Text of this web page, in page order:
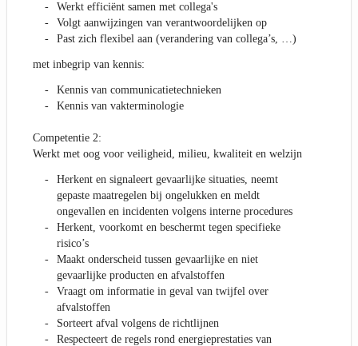
Werkt efficiënt samen met collega's
Volgt aanwijzingen van verantwoordelijken op
Past zich flexibel aan (verandering van collega’s, …)
met inbegrip van kennis:
Kennis van communicatietechnieken
Kennis van vakterminologie
Competentie 2:
Werkt met oog voor veiligheid, milieu, kwaliteit en welzijn
Herkent en signaleert gevaarlijke situaties, neemt
gepaste maatregelen bij ongelukken en meldt
ongevallen en incidenten volgens interne procedures
Herkent, voorkomt en beschermt tegen specifieke
risico’s
Maakt onderscheid tussen gevaarlijke en niet
gevaarlijke producten en afvalstoffen
Vraagt om informatie in geval van twijfel over
afvalstoffen
Sorteert afval volgens de richtlijnen
Respecteert de regels rond energieprestaties van